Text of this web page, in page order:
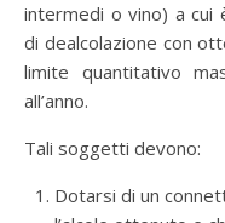
intermedi o vino) a
di dealcolazione con
limite quantitativo
all’anno.
Tali soggetti devono:
Dotarsi di un